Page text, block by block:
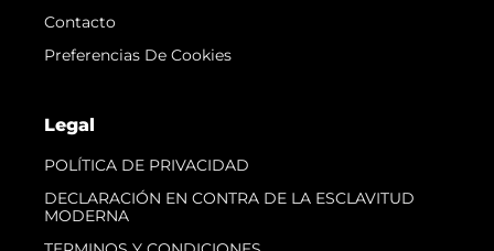
Contacto
Preferencias De Cookies
Legal
POLÍTICA DE PRIVACIDAD
DECLARACIÓN EN CONTRA DE LA ESCLAVITUD
MODERNA